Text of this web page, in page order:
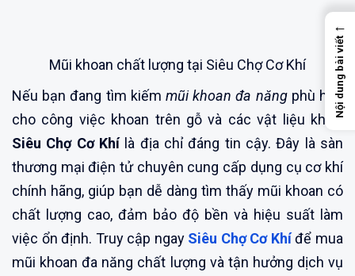
Mũi khoan chất lượng tại Siêu Chợ Cơ Khí
Nếu bạn đang tìm kiếm mũi khoan đa năngphù hợp
cho công việc khoan trên gỗ và các vật liệu khác,
Siêu Chợ Cơ Khílà địa chỉ đáng tin cậy. Đây là sàn
thương mại điện tử chuyên cung cấp dụng cụ cơ khí
chính hãng, giúp bạn dễ dàng tìm thấy mũi khoan có
chất lượng cao, đảm bảo độ bền và hiệu suất làm
việc ổn định. Truy cập ngay Siêu Chợ Cơ Khíđể mua
mũi khoan đa năng chất lượng và tận hưởng dịch vụ
←
Nội dung bài viết